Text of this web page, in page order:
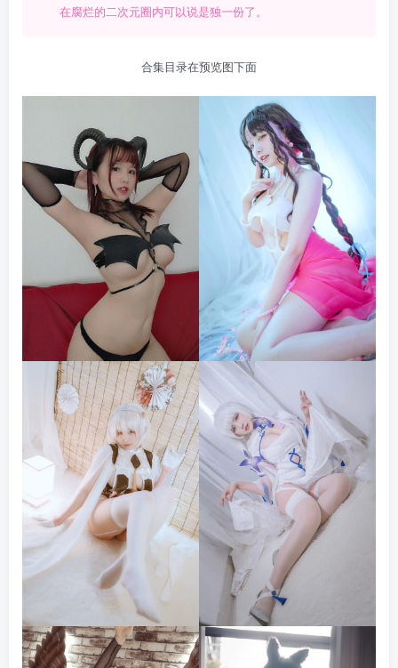
在腐烂的二次元圈内可以说是独一份了。
合集目录在预览图下面